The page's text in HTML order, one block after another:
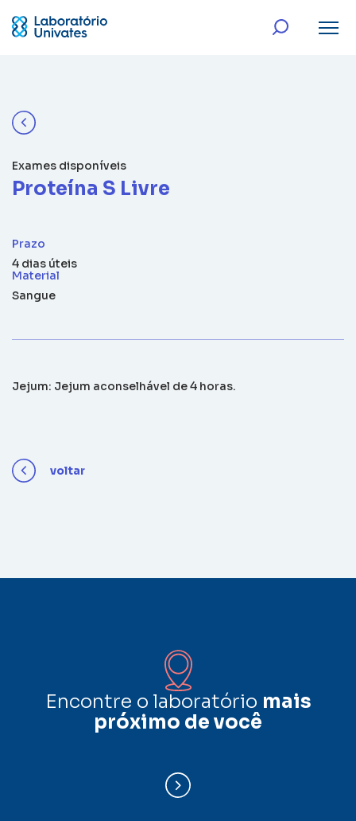
Exames disponíveis
Proteína S Livre
Prazo
4 dias úteis
Material
Sangue
Jejum: Jejum aconselhável de 4 horas.
voltar
Encontre o laboratório mais
próximo de você